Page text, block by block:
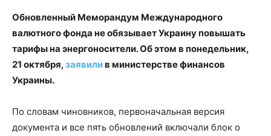
Обновленный Меморандум Международного
валютного фонда не обязывает Украину повышать
тарифы на энергоносители. Об этом в понедельник,
21 октября,заявилив министерстве финансов
Украины.
По словам чиновников, первоначальная версия
документа и все пять обновлений включали блок о